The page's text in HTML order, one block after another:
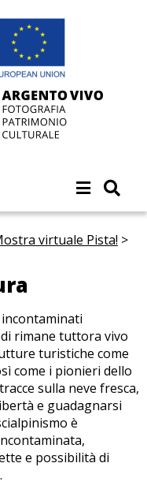
virtuale Pista! >
rimane tuttora vivo
turistiche come
come i pionieri dello
sulla neve fresca,
e guadagnarsi
è
e possibilità di